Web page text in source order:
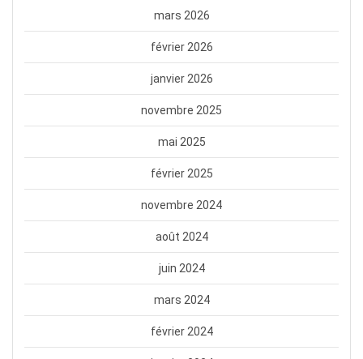
mars 2026
février 2026
janvier 2026
novembre 2025
mai 2025
février 2025
novembre 2024
août 2024
juin 2024
mars 2024
février 2024